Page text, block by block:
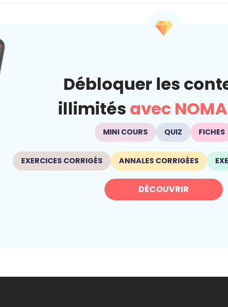
Débloquer les
illimités avec
MINI COURS QUIZ FICHES
EXERCICES CORRIGÉS ANNALES CORRIGÉES
DÉCOUVRIR